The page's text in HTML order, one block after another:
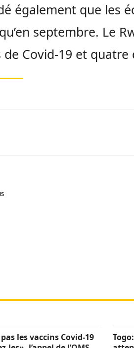
également que les
septembre. Le
Covid-19 et quatre
les vaccins Covid-19